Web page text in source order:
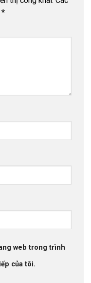
*
web trong trình
của tôi.